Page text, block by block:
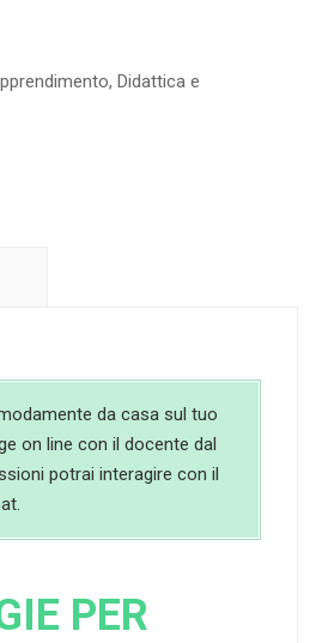
, Didattica e
da casa sul tuo
on line con il docente dal
potrai interagire con il
PER